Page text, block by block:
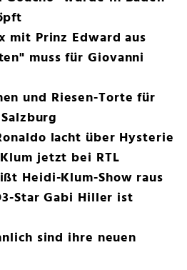
mit Prinz Edward aus
muss für Giovanni
und Riesen-Torte für
lacht über Hysterie
jetzt bei RTL
Heidi-Klum-Show raus
Star Gabi Hiller ist
sind ihre neuen